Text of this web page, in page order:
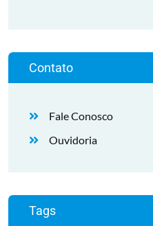
Contato
Fale Conosco
Ouvidoria
Tags